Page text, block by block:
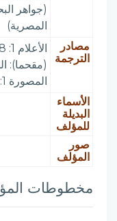
(جواهر
المصرية)
مصادر
الترجمة
المصورة 1: 564
الأسماء
البديلة
للمؤلف
صور
المؤلف
مخطوطات